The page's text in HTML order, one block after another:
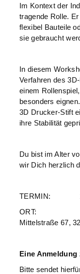
Im Kontext der
tragende Rolle.
flexibel Bauteile
sie gebraucht
In diesem
Verfahren des
einem
besonders
3D Drucker-Stift
ihre Stabilität
Du bist im Alter
wir Dich herzlich
TERMIN:
ORT:
Mittelstraße 67,
Eine
Bitte sendet